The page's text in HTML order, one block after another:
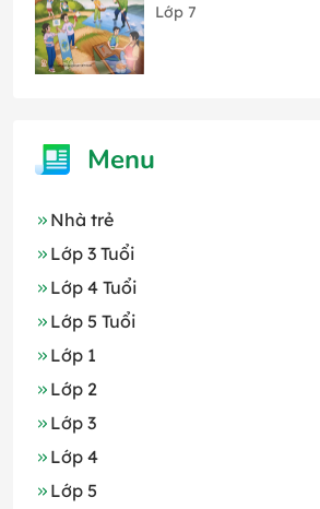
Lớp 7
Menu
Nhà trẻ
Lớp 3 Tuổi
Lớp 4 Tuổi
Lớp 5 Tuổi
Lớp 1
Lớp 2
Lớp 3
Lớp 4
Lớp 5